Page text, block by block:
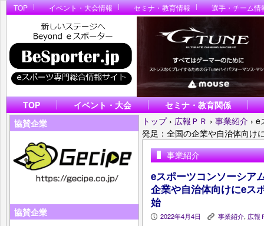
TOP イベント・大会情報 セミナ・教育情報 選手・チーム情
TOP イベント・大会
セミナ・教育関係
協賛企業
協賛企業
トップ › 広報ＰＲ › 事業紹介 › e
発足：全国の企業や自治体向け
事業紹介
eスポーツコンソーシア
企業や自治体向けにeス
始
P 2022年4月4日 K 事業紹介, 広報